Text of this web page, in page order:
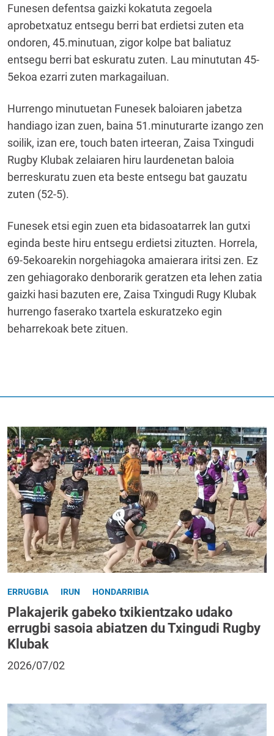
Funesen defentsa gaizki kokatuta zegoela
aprobetxatuz entsegu berri bat erdietsi zuten eta
ondoren, 45.minutuan, zigor kolpe bat baliatuz
entsegu berri bat eskuratu zuten. Lau minututan 45-
5ekoa ezarri zuten markagailuan.
Hurrengo minutuetan Funesek baloiaren jabetza
handiago izan zuen, baina 51.minuturarte izango zen
soilik, izan ere, touch baten irteeran, Zaisa Txingudi
Rugby Klubak zelaiaren hiru laurdenetan baloia
berreskuratu zuen eta beste entsegu bat gauzatu
zuten (52-5).
Funesek etsi egin zuen eta bidasoatarrek lan gutxi
eginda beste hiru entsegu erdietsi zituzten. Horrela,
69-5ekoarekin norgehiagoka amaierara iritsi zen. Ez
zen gehiagorako denborarik geratzen eta lehen zatia
gaizki hasi bazuten ere, Zaisa Txingudi Rugy Klubak
hurrengo faserako txartela eskuratzeko egin
beharrekoak bete zituen.
ERRUGBIA IRUN HONDARRIBIA
Plakajerik gabeko txikientzako udako
errugbi sasoia abiatzen du Txingudi Rugby
Klubak
2026/07/02